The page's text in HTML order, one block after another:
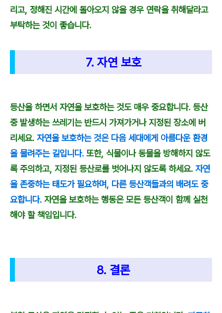
리고, 정해진 시간에 돌아오지 않을 경우 연락을 취해달라고
부탁하는 것이 좋습니다.
7. 자연 보호
등산을 하면서 자연을 보호하는 것도 매우 중요합니다. 등산
중 발생하는 쓰레기는 반드시 가져가거나 지정된 장소에 버
리세요. 자연을 보호하는 것은 다음 세대에게 아름다운 환경
을 물려주는 길입니다. 또한, 식물이나 동물을 방해하지 않도
록 주의하고, 지정된 등산로를 벗어나지 않도록 하세요. 자연
을 존중하는 태도가 필요하며, 다른 등산객들과의 배려도 중
요합니다. 자연을 보호하는 행동은 모든 등산객이 함께 실천
해야 할 책임입니다.
8. 결론